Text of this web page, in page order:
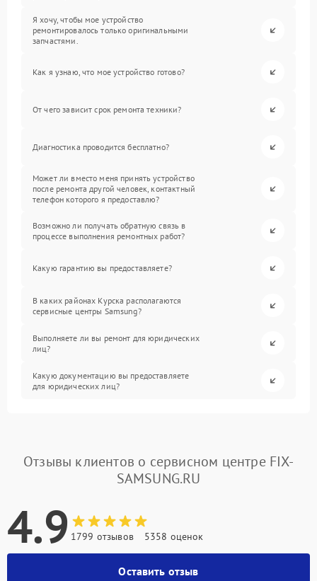
Я хочу, чтобы мое устройство
ремонтировалось только оригинальными
запчастями.
Как я узнаю, что мое устройство готово?
От чего зависит срок ремонта техники?
Диагностика проводится бесплатно?
Может ли вместо меня принять устройство
после ремонта другой человек, контактный
телефон которого я предоставлю?
Возможно ли получать обратную связь в
процессе выполнения ремонтных работ?
Какую гарантию вы предоставляете?
В каких районах Курска располагаются
сервисные центры Samsung?
Выполняете ли вы ремонт для юридических
лиц?
Какую документацию вы предоставляете
для юридических лиц?
Отзывы клиентов о сервисном центре FIX-
SAMSUNG.RU
4.9 1799 отзывов 5358 оценок
Оставить отзыв